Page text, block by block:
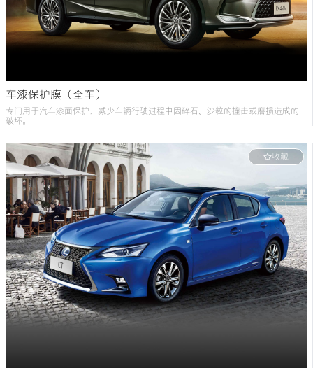
车漆保护膜（全车）
专门用于汽车漆面保护，减少车辆行驶过程中因碎石、沙粒的撞击或磨损造成的
破坏。
※套装1：适用于CT/IS/ES/UX/NX
套装2：适用于RX/RC/LC/LS/LX/LM
收藏